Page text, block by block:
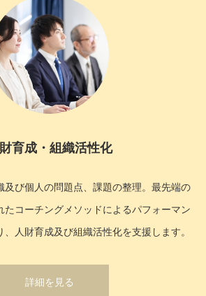
育成・組織活性化
及び個人の問題点、課題の整理。最先端の
たコーチングメソッドによるパフォーマン
人財育成及び組織活性化を支援します。
詳細を見る